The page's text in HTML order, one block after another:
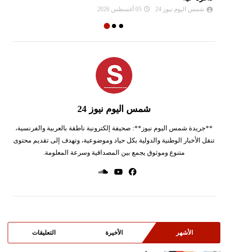
شمس اليوم نيوز 24 05 أغسطس 2026
شمس اليوم نيوز 24
**جريدة شمس اليوم نيوز**: صحيفة إلكترونية ناطقة بالعربية والفرنسية،
تنقل الأخبار الوطنية والدولية بكل حياد وموضوعية، وتهدف إلى تقديم محتوى
متنوع وموثوق يجمع بين المصداقية وسرعة المعلومة.
الأشهر الأخيرة التعليقات